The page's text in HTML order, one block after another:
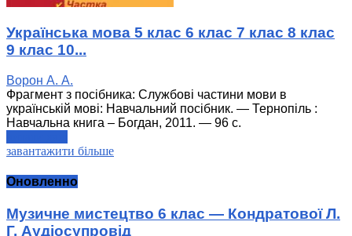
Українська мова 5 клас 6 клас 7 клас 8 клас
9 клас 10...
Ворон А. А.
Фрагмент з посібника: Службові частини мови в
українській мові: Навчальний посібник. — Тернопіль :
Навчальна книга – Богдан, 2011. — 96 с.
завантажити більше
Оновленно
Музичне мистецтво 6 клас — Кондратової Л.
Г. Аудіосупровід